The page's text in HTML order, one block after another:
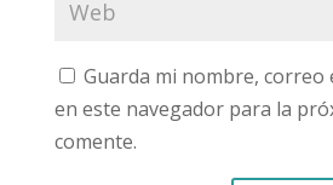
Guarda mi nombre, correo
en este navegador para la
comente.